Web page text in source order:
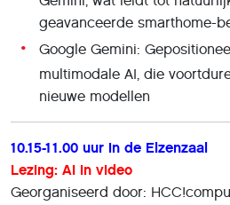
geavanceerde smarthome-
Google Gemini:
multimodale AI, die
nieuwe modellen
10.15-11.00 uur in de Elzenzaal
Lezing: AI in video
Georganiseerd door: